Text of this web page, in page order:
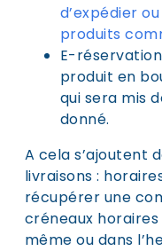
d’expédier
produits
E-
produit en
qui sera mis
donné.
A cela s’ajoutent
livraisons :
récupérer une
créneaux
même ou dans